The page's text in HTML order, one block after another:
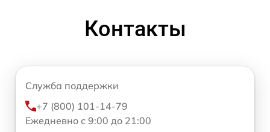
Контакты
Служба поддержки
+7 (800) 101-14-79
Ежедневно с 9:00 до 21:00